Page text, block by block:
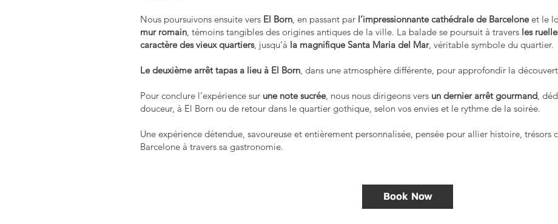
Nous poursuivons ensuite vers El Born , en passant par l’impressionnante cathédrale de Barceloneet le
mur romain , témoins tangibles des origines antiques de la ville. La balade se poursuit à travers les
caractère des vieux quartiers, jusqu’à la magnifique Santa Maria del Mar, véritable symbole du quartier.
Le deuxième arrêt tapas a lieu à El Born , dans une atmosphère différente, pour approfondir la
Pour conclure l’expérience sur une note sucrée, nous nous dirigeons vers un dernier arrêt gourmand ,
douceur, à El Born ou de retour dans le quartier gothique, selon vos envies et le rythme de la soirée.
Une expérience détendue, savoureuse et entièrement personnalisée, pensée pour allier histoire, trésors
Barcelone à travers sa gastronomie.
Book Now